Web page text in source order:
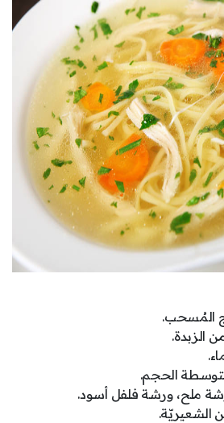
المُسحب.
الزبدة.
الحجم.
ملح، ورشة فلفل أسود.
الشعيريّة.